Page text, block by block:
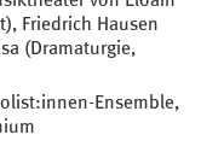
Friedrich Hausen
(Dramaturgie,
Ensemble,